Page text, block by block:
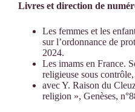
Livres et direction de
Les femmes et les
sur l’ordonnance de
2024.
Les imams en France.
religieuse sous
avec Y. Raison du
religion », Genèses,